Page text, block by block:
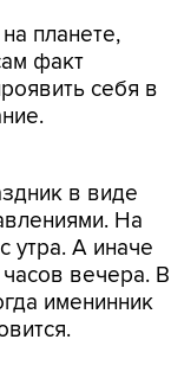
планете,
факт
себя в
в виде
На
утра. А иначе
вечера. В
именинник